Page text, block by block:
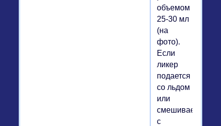
объемом
25-30 мл
(на
фото).
Если
ликер
подается
со льдом
или
смешивается
с